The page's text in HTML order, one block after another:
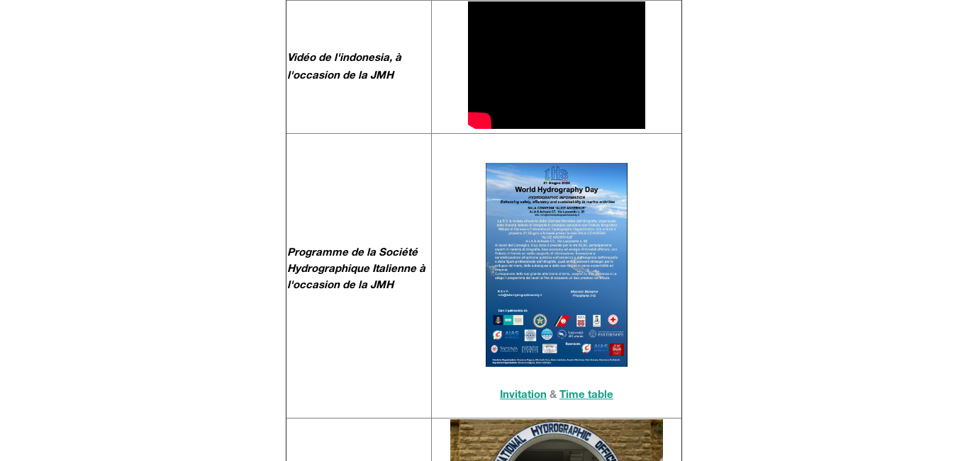
Vidéo de l'indonesia, à
l'occasion de la JMH
Programme de la Société
Hydrographique Italienne à
l'occasion de la JMH
Invitation & Time table